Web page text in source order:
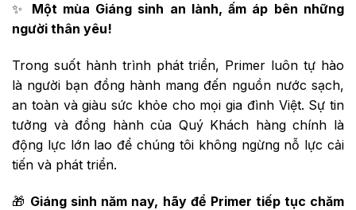
✨ Một mùa Giáng sinh an lành, ấm áp bên những
người thân yêu!
Trong suốt hành trình phát triển, Primer luôn tự hào
là người bạn đồng hành mang đến nguồn nước sạch,
an toàn và giàu sức khỏe cho mọi gia đình Việt. Sự tin
tưởng và đồng hành của Quý Khách hàng chính là
động lực lớn lao để chúng tôi không ngừng nỗ lực cải
tiến và phát triển.
🎁 Giáng sinh năm nay, hãy để Primer tiếp tục chăm